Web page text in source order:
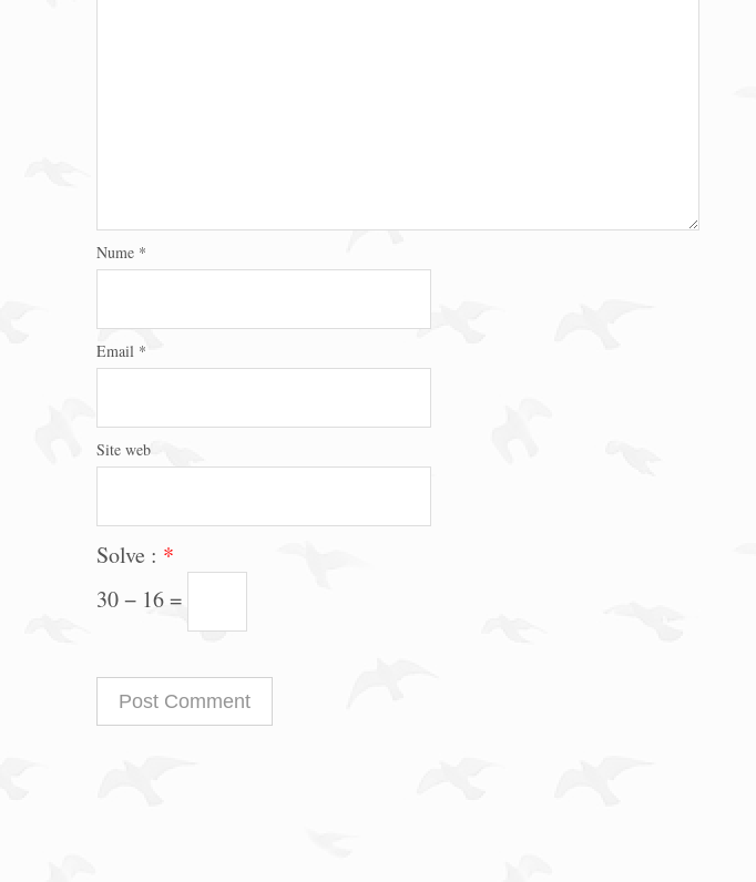
Nume *
Email *
Site web
Solve : *
30 − 16 =